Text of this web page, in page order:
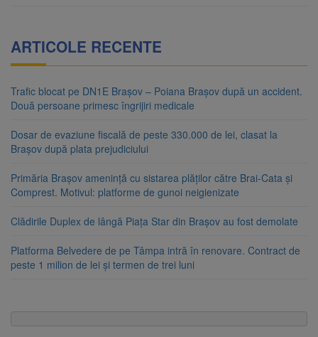
ARTICOLE RECENTE
Trafic blocat pe DN1E Brașov – Poiana Brașov după un accident.
Două persoane primesc îngrijiri medicale
Dosar de evaziune fiscală de peste 330.000 de lei, clasat la
Brașov după plata prejudiciului
Primăria Brașov amenință cu sistarea plăților către Brai-Cata și
Comprest. Motivul: platforme de gunoi neigienizate
Clădirile Duplex de lângă Piața Star din Brașov au fost demolate
Platforma Belvedere de pe Tâmpa intră în renovare. Contract de
peste 1 milion de lei și termen de trei luni